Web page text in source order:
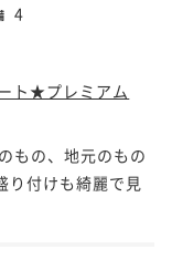
4
ト★プレミアム
もの、地元のもの
り付けも綺麗で見